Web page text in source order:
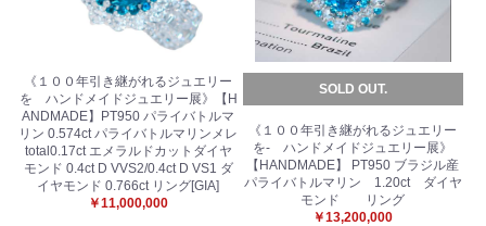
《１００年引き継がれるジュエリー
を ハンドメイドジュエリー展》【H
ANDMADE】PT950 パライバトルマ
リン 0.574ct パライバトルマリンメレ
total0.17ct エメラルドカットダイヤ
モンド 0.4ct D VVS2/0.4ct D VS1 ダ
イヤモンド 0.766ct リング[GIA]
￥11,000,000
SOLD OUT.
《１００年引き継がれるジュエリー
を- ハンドメイドジュエリー展》
【HANDMADE】 PT950 ブラジル産
パライバトルマリン 1.20ct ダイヤ
モンド リング
￥13,200,000